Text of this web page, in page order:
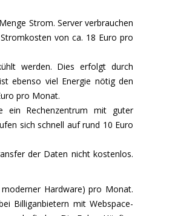
Strom. Server verbrauchen
von ca. 18 Euro pro
werden. Dies erfolgt durch
ebenso viel Energie nötig den
pro Monat.
ein Rechenzentrum mit guter
sich schnell auf rund 10 Euro
der Daten nicht kostenlos.
Hardware) pro Monat.
Billiganbietern mit Webspace-